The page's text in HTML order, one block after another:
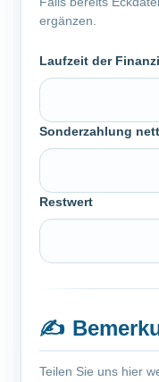
ergänzen.
Laufzeit der
Sonderzahlung
Restwert
✍️
Teilen Sie uns hier